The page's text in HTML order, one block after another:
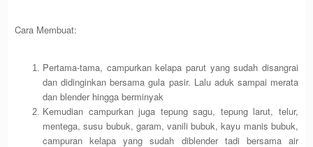
Cara Membuat:
Pertama-tama, campurkan kelapa parut yang sudah disangrai
dan didinginkan bersama gula pasir. Lalu aduk sampai merata
dan blender hingga berminyak
Kemudian campurkan juga tepung sagu, tepung larut, telur,
mentega, susu bubuk, garam, vanili bubuk, kayu manis bubuk,
campuran kelapa yang sudah diblender tadi bersama air